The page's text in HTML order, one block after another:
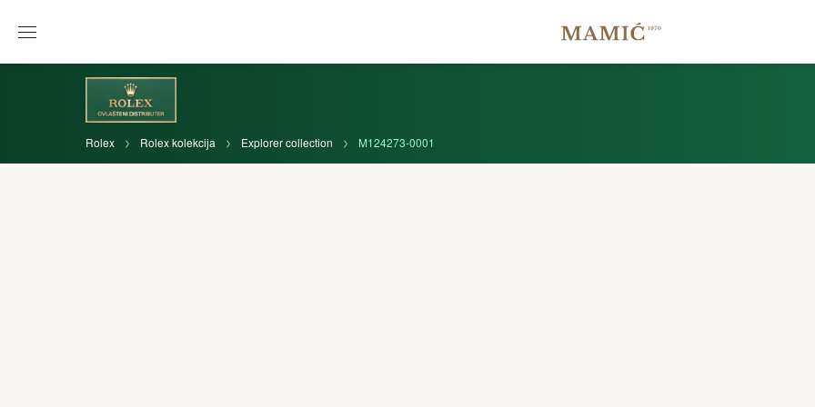
Rolex Rolex kolekcija Explorer collection M124273-0001